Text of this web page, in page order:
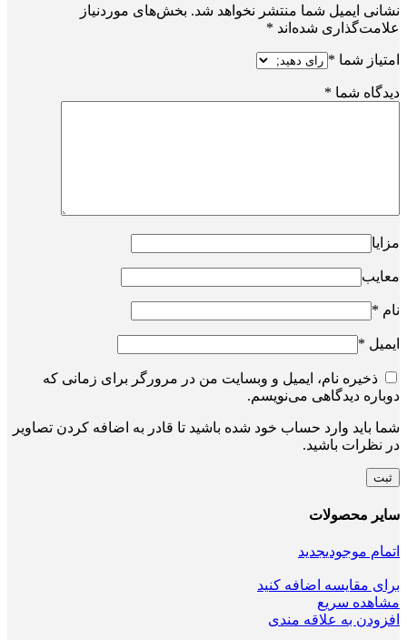
نشانی ایمیل شما منتشر نخواهد شد. بخش‌های موردنیاز
علامت‌گذاری شده‌اند *
امتیاز شما *
دیدگاه شما *
مزایا
معایب
نام *
ایمیل *
ذخیره نام، ایمیل و وبسایت من در مرورگر برای زمانی که
دوباره دیدگاهی می‌نویسم.
شما باید وارد حساب خود شده باشید تا قادر به اضافه کردن تصاویر
در نظرات باشید.
سایر محصولات
اتمام موجودیجدید
برای مقایسه اضافه کنید
مشاهده سریع
افزودن به علاقه مندی